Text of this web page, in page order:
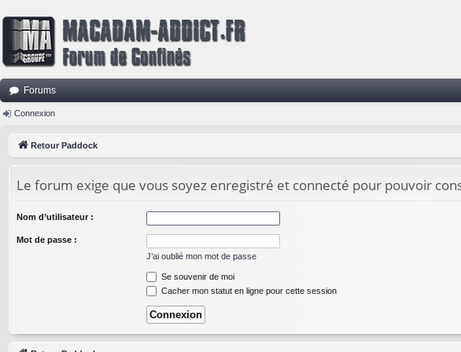
Forums
Connexion
Retour Paddock
Le forum exige que vous soyez enregistré et connecté pour pouvoir
Nom d’utilisateur :
Mot de passe :
J’ai oublié mon mot de passe
Se souvenir de moi
Cacher mon statut en ligne pour cette session